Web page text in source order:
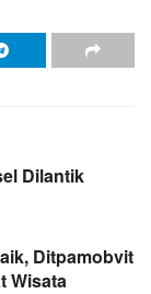
Dilantik
Ditpamobvit
Wisata